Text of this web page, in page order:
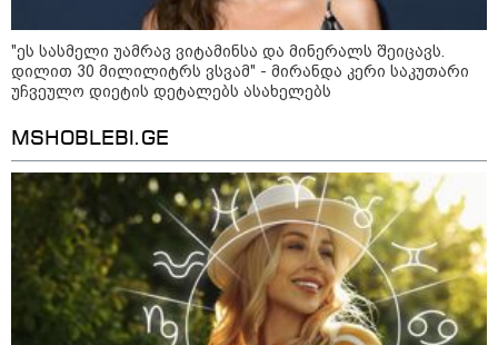
გოგონა, 10 000 ლარს
ოფიციალურად, სახალხოდ
გადავცემ" - გიგა ავალიანის
დედა განცხადებას ავრცელებს
კატეგორიის ყველა სიახლე
უნდა დაგვხრიტოთ? არა, თქვენი
დახვრეტა რაში გვაწყობს,
გუდაუთაში ქართველ ტყვეებში
უნდა გადაგცვალოთ...
"ეს სასმელი უამრავ ვიტამინსა და მინერალს შეიცავს.
დილით 30 მილილიტრს ვსვამ" - მირანდა კერი საკუთარი
უჩვეულო დიეტის დეტალებს ასახელებს
MSHOBLEBI.GE